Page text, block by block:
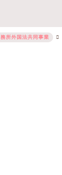
所外国法共同事業